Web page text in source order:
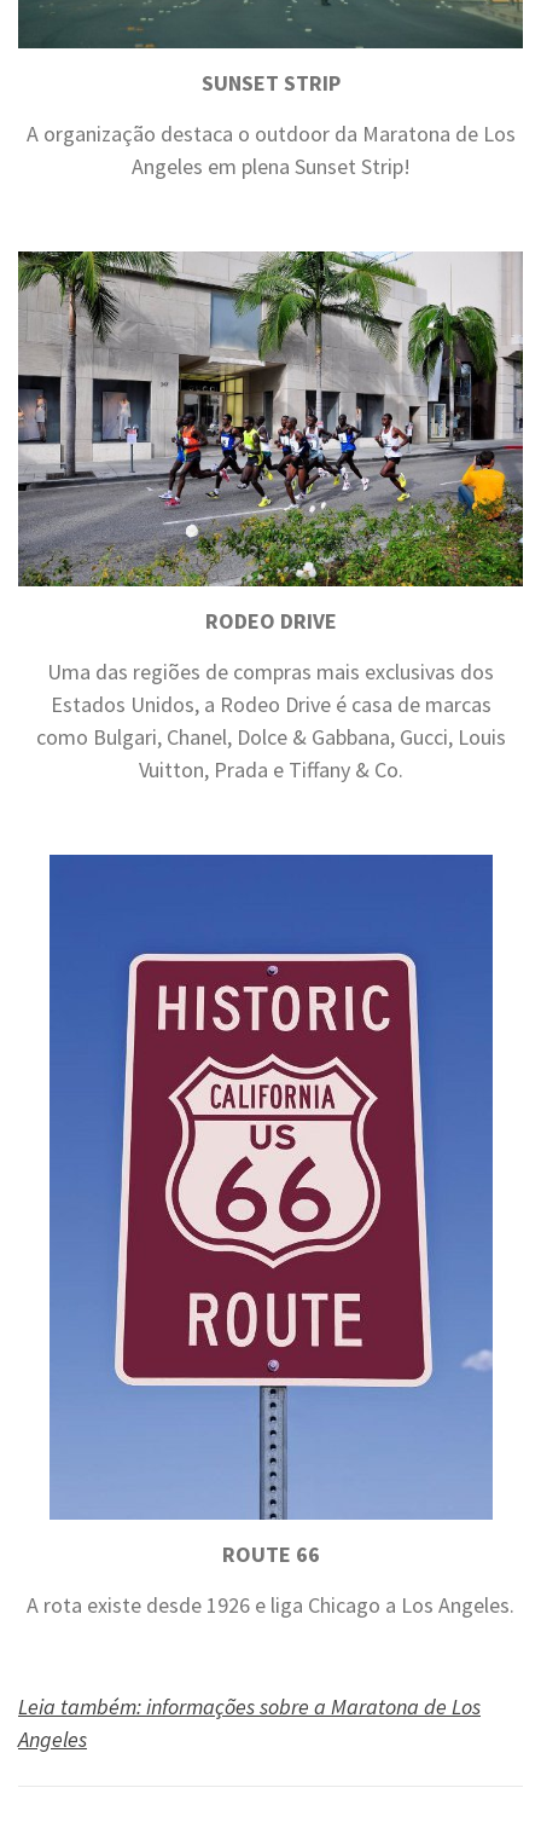
SUNSET STRIP
A organização destaca o outdoor da Maratona de Los
Angeles em plena Sunset Strip!
RODEO DRIVE
Uma das regiões de compras mais exclusivas dos
Estados Unidos, a Rodeo Drive é casa de marcas
como Bulgari, Chanel, Dolce & Gabbana, Gucci, Louis
Vuitton, Prada e Tiffany & Co.
ROUTE 66
A rota existe desde 1926 e liga Chicago a Los Angeles.
Leia também: informações sobre a Maratona de Los
Angeles